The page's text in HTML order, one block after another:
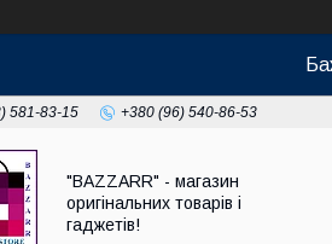
581-83-15 +380 (96) 540-86-53
"BAZZARR" - магазин
оригінальних товарів і
гаджетів!